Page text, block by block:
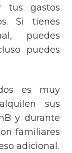
tus gastos
Si tienes
puedes
puedes
es muy
sus
y durante
familiares
adicional.